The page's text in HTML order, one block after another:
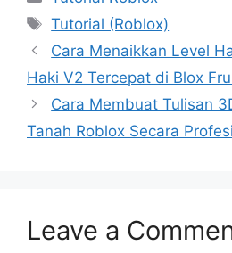
Tags
Tutorial (Roblox)
Cara Menaikkan Level
Haki V2 Tercepat di Blox
Cara Membuat Tulisan
Tanah Roblox Secara
Leave a